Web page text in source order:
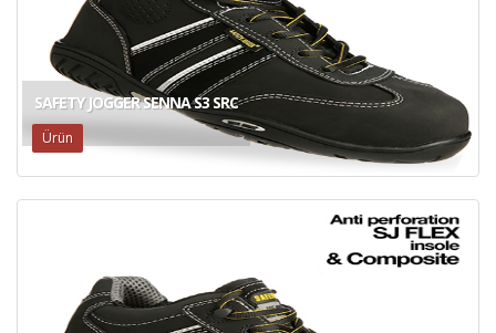
SAFETY JOGGER SENNA S3 SRC
Ürün